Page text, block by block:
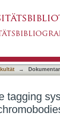
and
→
tagging